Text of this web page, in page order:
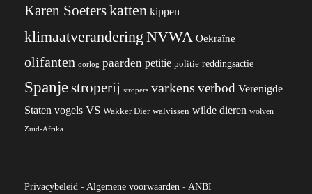
Karen Soeterskatten kippen
klimaatverandering NVWA Oekraïne
olifanten oorlog paarden petitie politie reddingsactie
Spanjestroperij stropers varkens verbod Verenigde
Staten vogels VS Wakker Dier walvissen wilde dieren wolven
Zuid-Afrika
Privacybeleid - Algemene voorwaarden - ANBI